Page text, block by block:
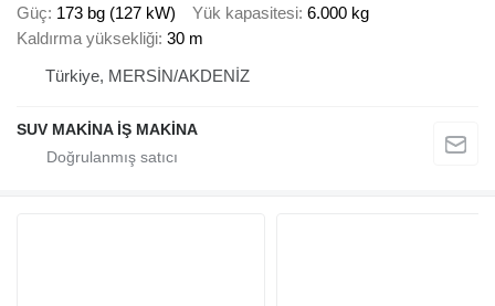
Güç 173 bg (127 kW) Yük kapasitesi 6.000 kg
Kaldırma yüksekliği 30 m
Türkiye, MERSİN/AKDENİZ
SUV MAKİNA İŞ MAKİNA